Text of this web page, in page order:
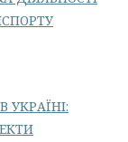
УКРАЇНІ: